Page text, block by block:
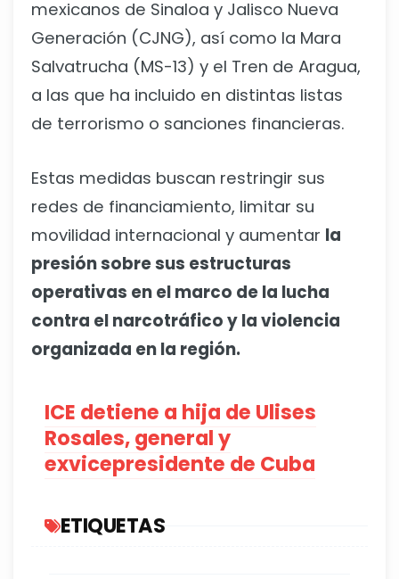
mexicanos de Sinaloa y Jalisco Nueva
Generación (CJNG), así como la Mara
Salvatrucha (MS-13) y el Tren de Aragua,
a las que ha incluido en distintas listas
de terrorismo o sanciones financieras.
Estas medidas buscan restringir sus
redes de financiamiento, limitar su
movilidad internacional y aumentar la
presión sobre sus estructuras
operativas en el marco de la lucha
contra el narcotráfico y la violencia
organizada en la región.
ICE detiene a hija de Ulises
Rosales, general y
exvicepresidente de Cuba
ETIQUETAS